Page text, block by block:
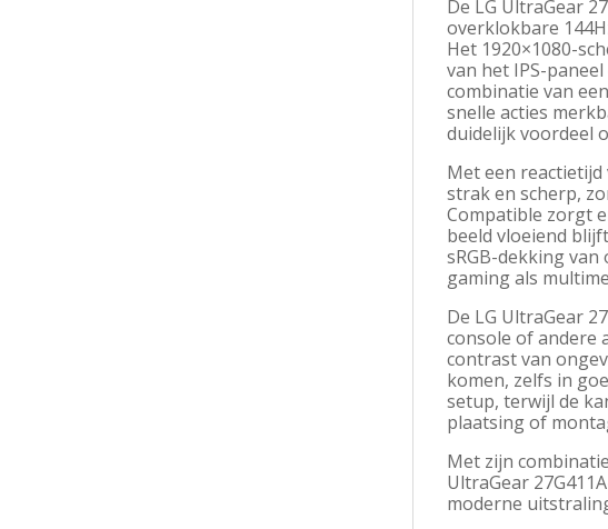
De LG UltraGear
overklokbare
Het 1920×1080-
van het IPS-
combinatie van
snelle acties
duidelijk voordeel
Met een reactietijd
strak en scherp,
Compatible zorgt
beeld vloeiend
sRGB-dekking
gaming als
De LG UltraGear
console of andere
contrast van
komen, zelfs in
setup, terwijl de
plaatsing of
Met zijn
UltraGear
moderne